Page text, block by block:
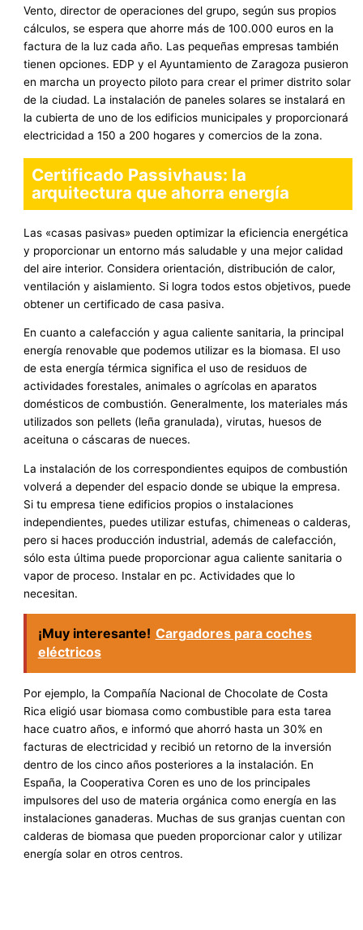
Vento, director de operaciones del grupo, según sus propios
cálculos, se espera que ahorre más de 100.000 euros en la
factura de la luz cada año. Las pequeñas empresas también
tienen opciones. EDP ​​y el Ayuntamiento de Zaragoza pusieron
en marcha un proyecto piloto para crear el primer distrito solar
de la ciudad. La instalación de paneles solares se instalará en
la cubierta de uno de los edificios municipales y proporcionará
electricidad a 150 a 200 hogares y comercios de la zona.
Certificado Passivhaus: la
arquitectura que ahorra energía
Las «casas pasivas» pueden optimizar la eficiencia energética
y proporcionar un entorno más saludable y una mejor calidad
del aire interior. Considera orientación, distribución de calor,
ventilación y aislamiento. Si logra todos estos objetivos, puede
obtener un certificado de casa pasiva.
En cuanto a calefacción y agua caliente sanitaria, la principal
energía renovable que podemos utilizar es la biomasa. El uso
de esta energía térmica significa el uso de residuos de
actividades forestales, animales o agrícolas en aparatos
domésticos de combustión. Generalmente, los materiales más
utilizados son pellets (leña granulada), virutas, huesos de
aceituna o cáscaras de nueces.
La instalación de los correspondientes equipos de combustión
volverá a depender del espacio donde se ubique la empresa.
Si tu empresa tiene edificios propios o instalaciones
independientes, puedes utilizar estufas, chimeneas o calderas,
pero si haces producción industrial, además de calefacción,
sólo esta última puede proporcionar agua caliente sanitaria o
vapor de proceso. Instalar en pc. Actividades que lo
necesitan.
¡Muy interesante! Cargadores para coches
eléctricos
Por ejemplo, la Compañía Nacional de Chocolate de Costa
Rica eligió usar biomasa como combustible para esta tarea
hace cuatro años, e informó que ahorró hasta un 30% en
facturas de electricidad y recibió un retorno de la inversión
dentro de los cinco años posteriores a la instalación. En
España, la Cooperativa Coren es uno de los principales
impulsores del uso de materia orgánica como energía en las
instalaciones ganaderas. Muchas de sus granjas cuentan con
calderas de biomasa que pueden proporcionar calor y utilizar
energía solar en otros centros.